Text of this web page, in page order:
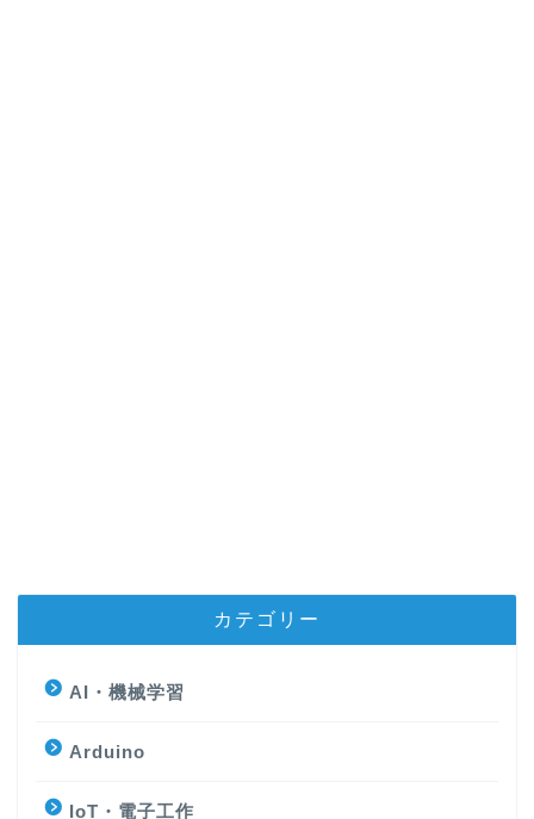
カテゴリー
AI・機械学習
Arduino
IoT・電子工作